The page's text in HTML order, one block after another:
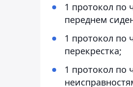
1 протокол по
переднем
1 протокол по
перекрестка;
1 протокол по